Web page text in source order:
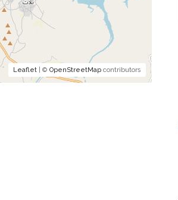
Leaflet| © OpenStreetMapcontributors